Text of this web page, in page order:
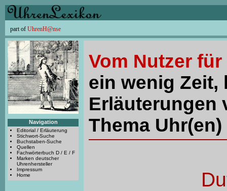
part of UhrenH@nse
Navigation
Editorial / Erläuterung
Stichwort-Suche
Buchstaben-Suche
Quellen
Fachwörterbuch D / E / F
Marken deutscher
Uhrenhersteller
Impressum
Home
Vom Nutzer
ein wenig Zeit,
Erläuterungen
Thema